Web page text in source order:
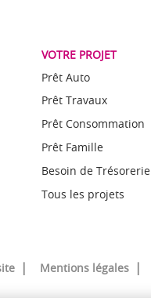
VOTRE PROJET
Prêt Auto
Prêt Travaux
Prêt Consommation
Prêt Famille
Besoin de Trésorerie
Tous les projets
Mentions légales